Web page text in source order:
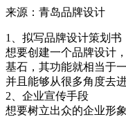
来源：青岛品牌设计
1、拟写品牌设计策划书
想要创建一个品牌设计
基石，其功能就相当于
并且能够从很多角度去
2、企业宣传手段
想要树立出众的企业形